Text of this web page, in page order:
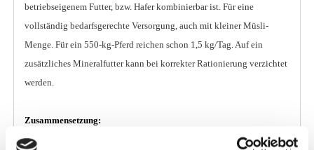
betriebseigenem Futter, bzw. Hafer kombinierbar ist. Für eine
vollständig bedarfsgerechte Versorgung, auch mit kleiner Müsli-
Menge. Für ein 550-kg-Pferd reichen schon 1,5 kg/Tag. Auf ein
zusätzliches Mineralfutter kann bei korrekter Rationierung verzichtet
werden.
Zusammensetzung:
Gerstenflocken (30 %), Maisflocken (20 %), Apfeltrester (15 %),